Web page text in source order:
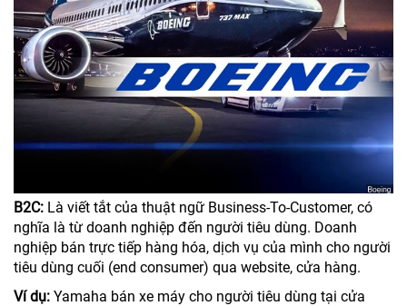
B2C: Là viết tắt của thuật ngữ Business-To-Customer, có
nghĩa là từ doanh nghiệp đến người tiêu dùng. Doanh
nghiệp bán trực tiếp hàng hóa, dịch vụ của mình cho người
tiêu dùng cuối (end consumer) qua website, cửa hàng.
Ví dụ: Yamaha bán xe máy cho người tiêu dùng tại cửa